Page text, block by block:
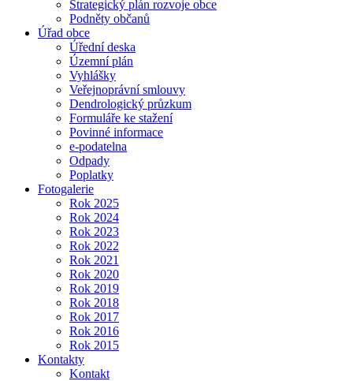
Strategický plán rozvoje obce
Podněty občanů
Úřad obce
Úřední deska
Územní plán
Vyhlášky
Veřejnoprávní smlouvy
Dendrologický průzkum
Formuláře ke stažení
Povinné informace
e-podatelna
Odpady
Poplatky
Fotogalerie
Rok 2025
Rok 2024
Rok 2023
Rok 2022
Rok 2021
Rok 2020
Rok 2019
Rok 2018
Rok 2017
Rok 2016
Rok 2015
Kontakty
Kontakt